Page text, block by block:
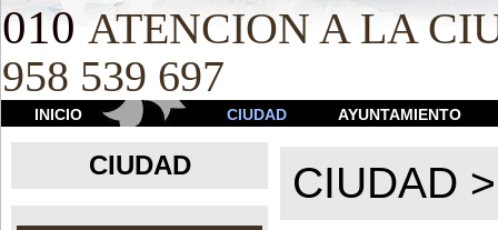
010 ATENCION A LA
958 539 697
INICIO CIUDAD AYUNTAMIENTO
CIUDAD CIUDAD